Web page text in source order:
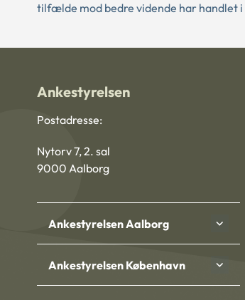
tilfælde mod bedre vidende har handlet
Ankestyrelsen
Postadresse:
Nytorv 7, 2. sal
9000 Aalborg
Ankestyrelsen Aalborg
Ankestyrelsen København